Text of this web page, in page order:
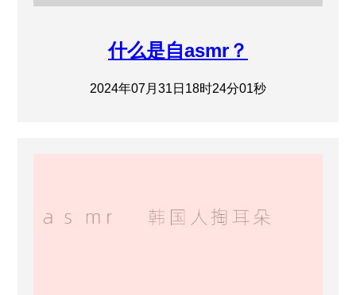
什么是自asmr？
2024年07月31日18时24分01秒